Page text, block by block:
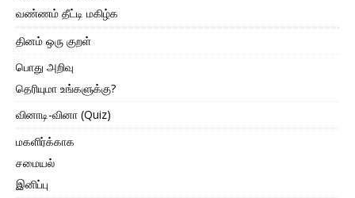
வண்ணம் தீட்டி மகிழ்க
தினம் ஒரு குறள்
பொது அறிவு
தெரியுமா உங்களுக்கு?
வினாடி-வினா (Quiz)
மகளிர்க்காக
சமையல்
இனிப்பு